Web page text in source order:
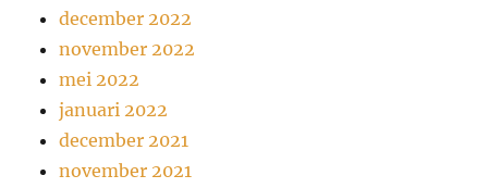
december 2022
november 2022
mei 2022
januari 2022
december 2021
november 2021